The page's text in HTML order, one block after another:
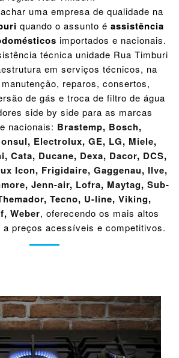
uma empresa de qualidade na
quando o assunto é assistência
importados e nacionais.
técnica unidade Rua Timburi
em serviços técnicos, na
reparos, consertos,
de gás e troca de filtro de água
side by side para as marcas
nacionais: Brastemp, Bosch,
, Electrolux, GE, LG, Miele,
, Cata, Ducane, Dexa, Dacor, DCS,
Icon, Frigidaire, Gaggenau, Ilve,
, Jenn-air, Lofra, Maytag, Sub-
, Tecno, U-line, Viking,
, Weber, oferecendo os mais altos
preços acessíveis e competitivos.